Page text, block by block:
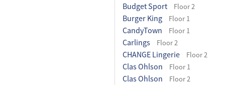
Budget Sport Floor 2
Burger King Floor 1
CandyTown Floor 1
Carlings Floor 2
CHANGE Lingerie Floor 2
Clas Ohlson Floor 1
Clas Ohlson Floor 2